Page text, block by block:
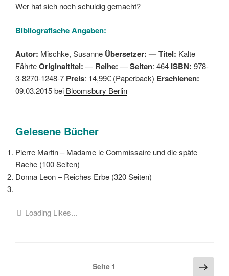
Wer hat sich noch schuldig gemacht?
Bibliografische Angaben:
Autor: Mischke, Susanne Übersetzer: —Titel: Kalte
FährteOriginaltitel: — Reihe: —Seiten: 464 ISBN: 978-
3-8270-1248-7 Preis: 14,99€ (Paperback) Erschienen:
09.03.2015 bei Bloomsbury Berlin
Gelesene Bücher
Pierre Martin – Madame le Commissaire und die späte
Rache (100 Seiten)
Donna Leon – Reiches Erbe (320 Seiten)
Loading Likes...
Seitennummerierung
Seite 1